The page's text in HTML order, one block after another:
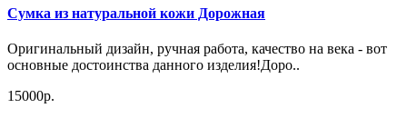
Сумка из натуральной кожи Дорожная
Оригинальный дизайн, ручная работа, качество на века - вот
основные достоинства данного изделия!Доро..
15000р.